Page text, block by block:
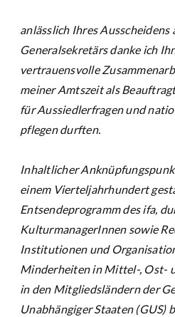
anlässlich Ihres Ausscheidens
Generalsekretärs danke ich
vertrauensvolle
meiner Amtszeit als
für Aussiedlerfragen und
pflegen durften.
Inhaltlicher
einem Vierteljahrhundert
Entsendeprogramm des ifa,
KulturmanagerInnen sowie
Institutionen und
Minderheiten in Mittel-, Ost-
in den Mitgliedsländern der
Unabhängiger Staaten (GUS)